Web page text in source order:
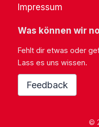
Impressum
Was können wir
Fehlt dir etwas oder
Lass es uns wissen.
Feedback
©